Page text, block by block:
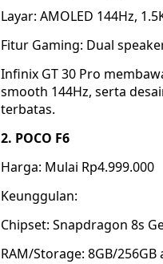
Layar: AMOLED 144Hz,
Fitur Gaming: Dual
Infinix GT 30 Pro
smooth 144Hz, serta
terbatas.
2. POCO F6
Harga: Mulai Rp4.999.000
Keunggulan:
Chipset: Snapdragon 8s
RAM/Storage: 8GB/256GB